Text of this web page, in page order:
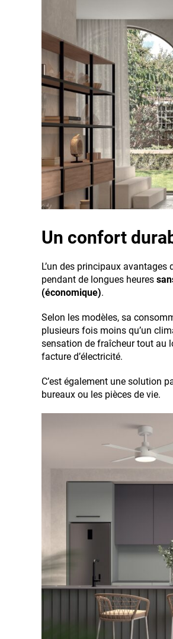
Un confort
L’un des principaux
pendant de longues heures
(économique).
Selon les modèles, sa
plusieurs fois moins qu’un
sensation de fraîcheur tout au
facture d’électricité.
C’est également une solution
bureaux ou les pièces de vie.